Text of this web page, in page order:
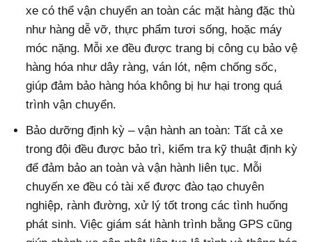
xe có thể vận chuyển an toàn các mặt hàng đặc thù
như hàng dễ vỡ, thực phẩm tươi sống, hoặc máy
móc nặng. Mỗi xe đều được trang bị công cụ bảo vệ
hàng hóa như dây ràng, ván lót, nệm chống sốc,
giúp đảm bảo hàng hóa không bị hư hại trong quá
trình vận chuyển.
Bảo dưỡng định kỳ – vận hành an toàn: Tất cả xe
trong đội đều được bảo trì, kiểm tra kỹ thuật định kỳ
để đảm bảo an toàn và vận hành liên tục. Mỗi
chuyến xe đều có tài xế được đào tạo chuyên
nghiệp, rành đường, xử lý tốt trong các tình huống
phát sinh. Việc giám sát hành trình bằng GPS cũng